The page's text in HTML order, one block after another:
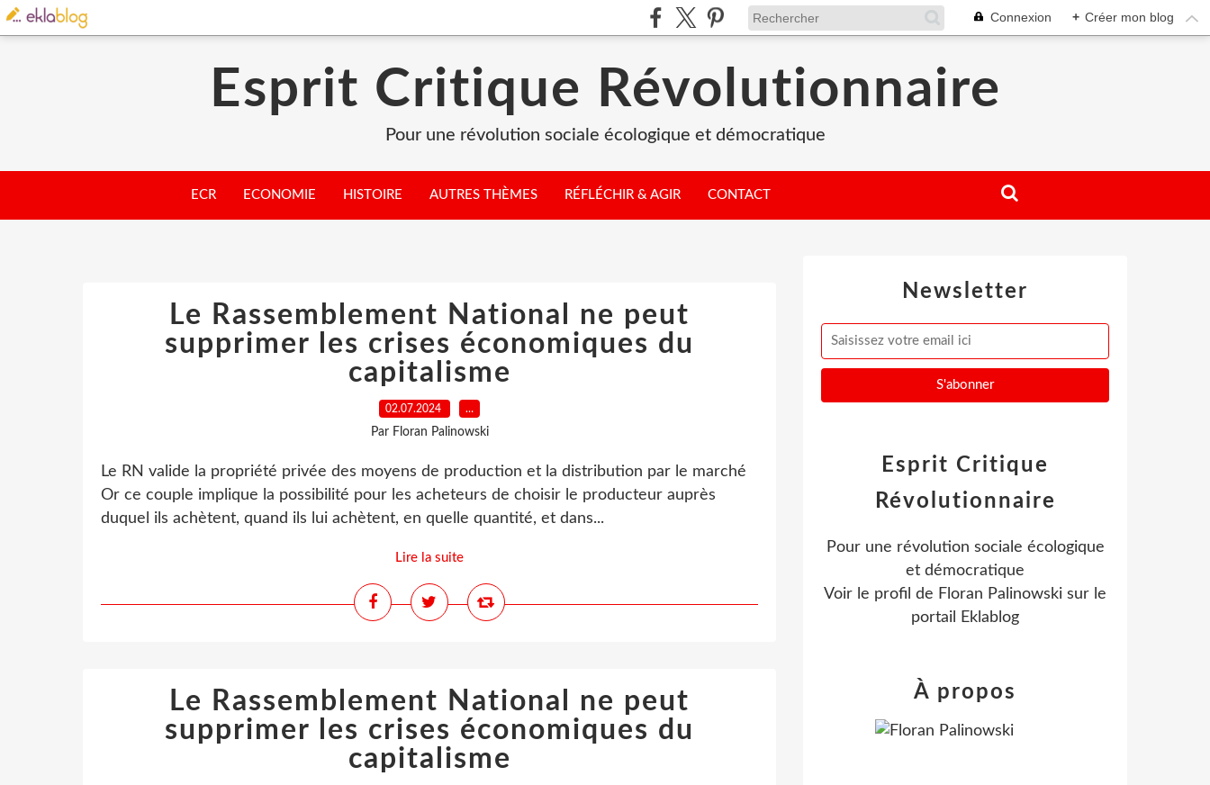
Connexion + Créer mon blog
Esprit Critique Révolutionnaire
Pour une révolution sociale écologique et démocratique
ECR ECONOMIE HISTOIRE AUTRES THÈMES RÉFLÉCHIR & AGIR CONTACT
Le Rassemblement National ne peut
supprimer les crises économiques du
capitalisme
02.07.2024 …
Par Floran Palinowski
Le RN valide la propriété privée des moyens de production et la distribution par le marché
Or ce couple implique la possibilité pour les acheteurs de choisir le producteur auprès
duquel ils achètent, quand ils lui achètent, en quelle quantité, et dans...
Lire la suite
Le Rassemblement National ne peut
supprimer les crises économiques du
capitalisme
Newsletter
Esprit Critique
Révolutionnaire
Pour une révolution sociale écologique
et démocratique
Voir le profil de Floran Palinowski sur le
portail Eklablog
À propos